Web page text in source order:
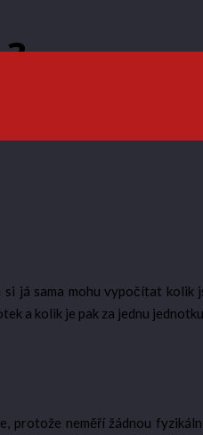
já sama mohu vypočítat kolik
a kolik je pak za jednu
neměří žádnou